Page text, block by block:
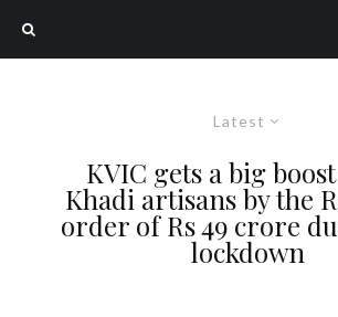
Latest
KVIC gets a big
Khadi artisans by the
order of Rs 49 crore
lockdown